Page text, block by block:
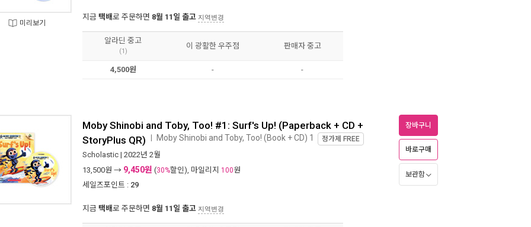
미리보기
지금 택배로 주문하면 8월 11일 출고 지역변경
알라딘 중고
(1)
이 광활한 우주점 판매자 중고
4,500원 - -
Moby Shinobi and Toby, Too! #1: Surf's Up! (Paperback + CD +
StoryPlus QR) Moby Shinobi and Toby, Too! (Book + CD) 1 정가제 FREE
Scholastic | 2022년 2월
13,500원 → 9,450원 (30%할인), 마일리지 100원
세일즈포인트 : 29
지금 택배로 주문하면 8월 11일 출고 지역변경
장바구니
바로구매
보관함